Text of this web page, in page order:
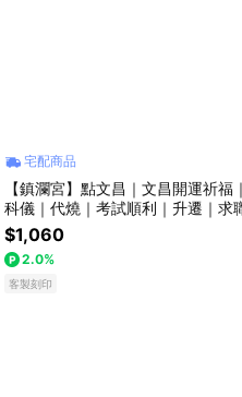
宅配商品
【鎮瀾宮】點文昌｜文昌開運祈福
科儀｜代燒｜考試順利｜升遷｜求
業
$1,060
2.0%
客製刻印